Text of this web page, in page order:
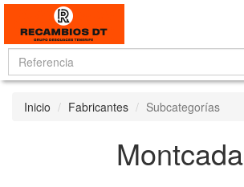
Inicio Fabricantes Subcategorías
Montcada